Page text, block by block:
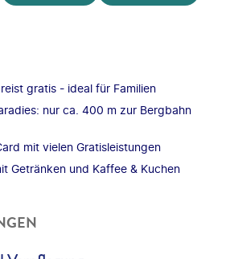
gratis - ideal für Familien
nur ca. 400 m zur Bergbahn
mit vielen Gratisleistungen
Getränken und Kaffee & Kuchen